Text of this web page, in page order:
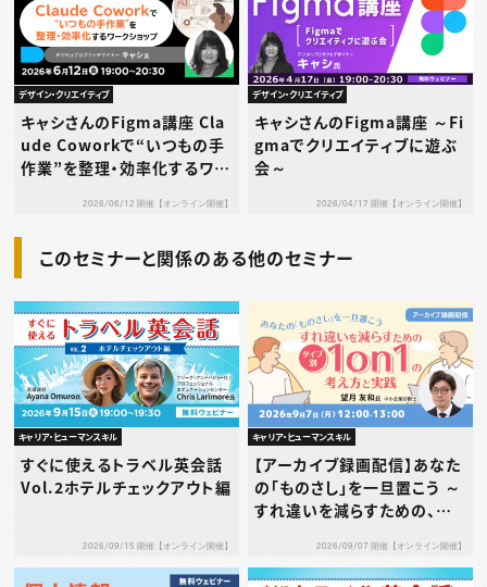
デザイン・クリエイティブ
キャシさんのFigma講座 Cla
ude Coworkで“いつもの手
作業”を整理・効率化するワー
2026/06/12 開催【オンライン開催】
デザイン・クリエイティブ
キャシさんのFigma講座 ～Fi
gmaでクリエイティブに遊ぶ
会～
2026/04/17 開催【オンライン開催】
このセミナーと関係のある他のセミナー
キャリア・ヒューマンスキル
すぐに使えるトラベル英会話
Vol.2ホテルチェックアウト編
2026/09/15 開催【オンライン開催】
キャリア・ヒューマンスキル
【アーカイブ録画配信】あなた
の「ものさし」を一旦置こう ～
すれ違いを減らすための、タ
2026/09/07 開催【オンライン開催】